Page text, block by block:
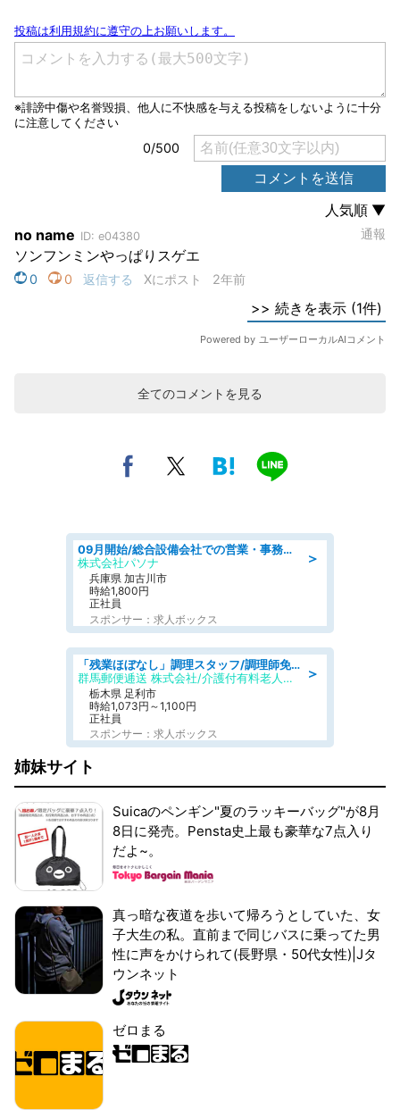
全てのコメントを見る
＞
09月開始/総合設備会社での営業・事務のお仕事/車通勤可/賞与あり/営業/営業事務
株式会社パソナ
兵庫県 加古川市
時給1,800円
正社員
スポンサー：求人ボックス
＞
「残業ほぼなし」調理スタッフ/調理師免許必須/正職員/日勤のみ/介護付き有料老人ホーム/社会保障完備
群馬郵便逓送 株式会社/介護付有料老人ホーム ふる里
栃木県 足利市
時給1,073円～1,100円
正社員
スポンサー：求人ボックス
姉妹サイト
Suicaのペンギン"夏のラッキーバッグ"が8月
8日に発売。Pensta史上最も豪華な7点入り
だよ~。
真っ暗な夜道を歩いて帰ろうとしていた、女
子大生の私。直前まで同じバスに乗ってた男
性に声をかけられて(長野県・50代女性)|Jタ
ウンネット
ゼロまる